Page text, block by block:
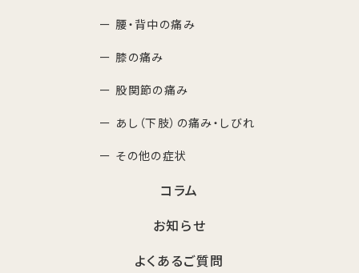
ー 腰・背中の痛み
ー 膝の痛み
ー 股関節の痛み
ー あし（下肢）の痛み・しびれ
ー その他の症状
コラム
お知らせ
よくあるご質問